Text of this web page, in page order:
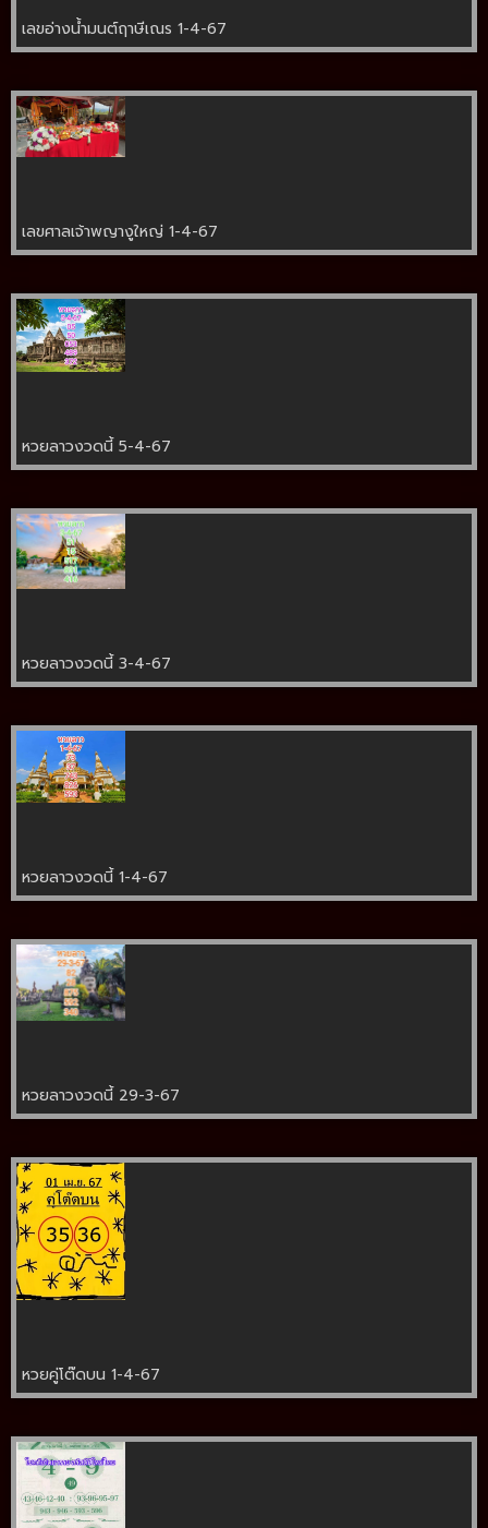
เลขอ่างน้ำมนต์ฤาษีเณร 1-4-67
เลขศาลเจ้าพญางูใหญ่ 1-4-67
หวยลาวงวดนี้ 5-4-67
หวยลาวงวดนี้ 3-4-67
หวยลาวงวดนี้ 1-4-67
หวยลาวงวดนี้ 29-3-67
หวยคู่โต๊ดบน 1-4-67